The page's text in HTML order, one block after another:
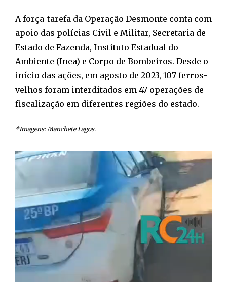
A força-tarefa da Operação Desmonte conta com
apoio das polícias Civil e Militar, Secretaria de
Estado de Fazenda, Instituto Estadual do
Ambiente (Inea) e Corpo de Bombeiros. Desde o
início das ações, em agosto de 2023, 107 ferros-
velhos foram interditados em 47 operações de
fiscalização em diferentes regiões do estado.
*Imagens: Manchete Lagos.